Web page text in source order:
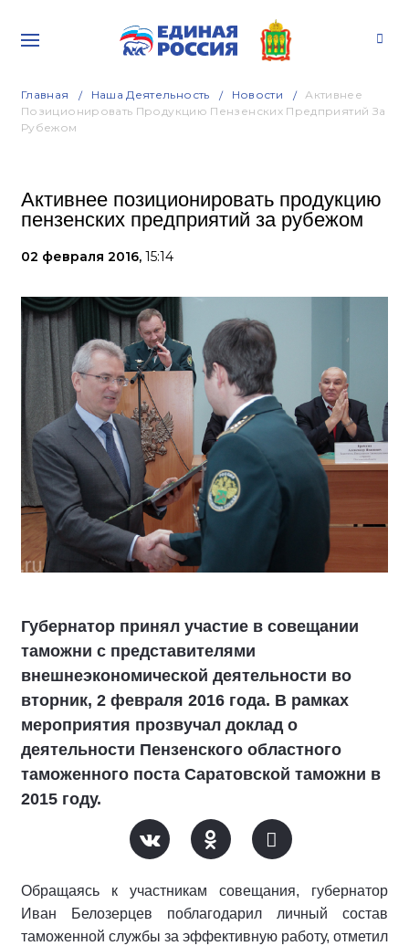
Главная Наша Деятельность Новости
Активнее
Позиционировать Продукцию Пензенских Предприятий За
Рубежом
Активнее позиционировать продукцию
пензенских предприятий за рубежом
02 февраля 2016, 15:14
Губернатор принял участие в совещании
таможни с представителями
внешнеэкономической деятельности во
вторник, 2 февраля 2016 года. В рамках
мероприятия прозвучал доклад о
деятельности Пензенского областного
таможенного поста Саратовской таможни в
2015 году.
Обращаясь к участникам совещания, губернатор
Иван Белозерцев поблагодарил личный состав
таможенной службы за эффективную работу, отметил